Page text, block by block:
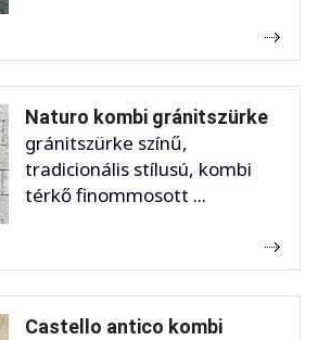
Naturo kombi gránitszürke
gránitszürke színű,
tradicionális stílusú, kombi
térkő finommosott ...
Castello antico kombi